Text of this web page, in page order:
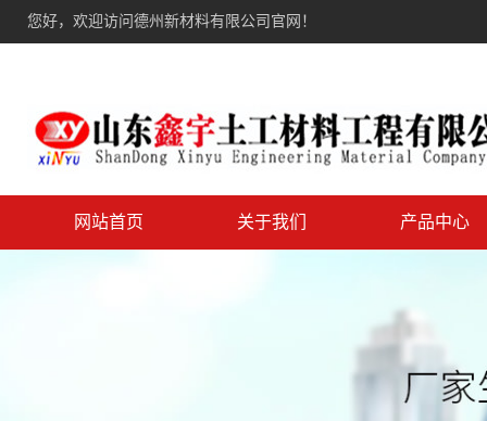
您好，欢迎访问德州新材料有限公司官网！
土工布
网站首页 关于我们 产品中心